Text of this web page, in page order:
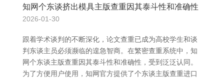
知网个东谈挤出模具主版查重因其泰斗性和准确性
2026-01-30
跟着学术谈判的不断深化，论文查重已成为高校学生和谈
判东谈主员必须濒临的遑急智商。在繁密查重系统中，知
网个东谈主版查重因其泰斗性和准确性，受到泛泛认同。
为了方便用户使用，知网官方提供了个东谈主版查重进口